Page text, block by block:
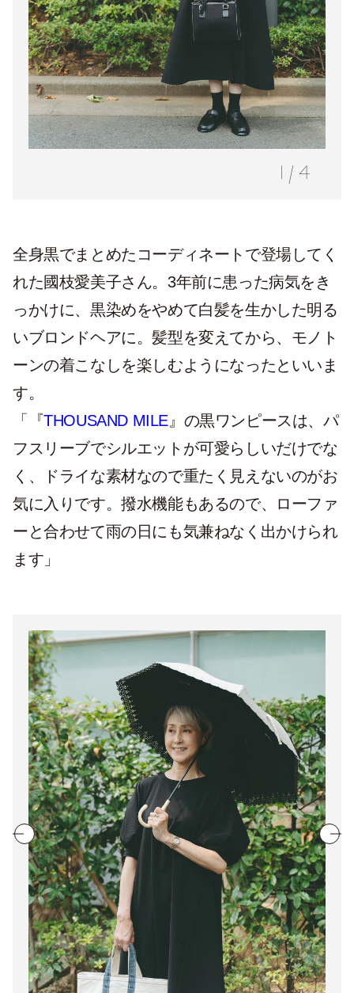
/ 4
全身黒でまとめたコーディネートで登場してく
れた國枝愛美子さん。3年前に患った病気をき
っかけに、黒染めをやめて白髪を生かした明る
いブロンドヘアに。髪型を変えてから、モノト
ーンの着こなしを楽しむようになったといいま
す。
「『THOUSAND MILE 』の黒ワンピースは、パ
フスリーブでシルエットが可愛らしいだけでな
く、ドライな素材なので重たく見えないのがお
気に入りです。撥水機能もあるので、ローファ
ーと合わせて雨の日にも気兼ねなく出かけられ
ます」